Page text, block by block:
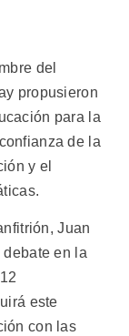
del
propusieron
para la
de la
y el
Juan
en la
este
con las